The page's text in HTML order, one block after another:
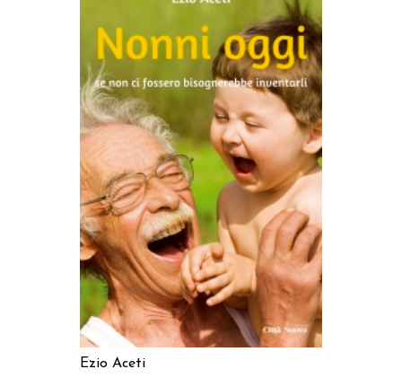
AGGIUNGI AL CARRELLO
Ezio Aceti